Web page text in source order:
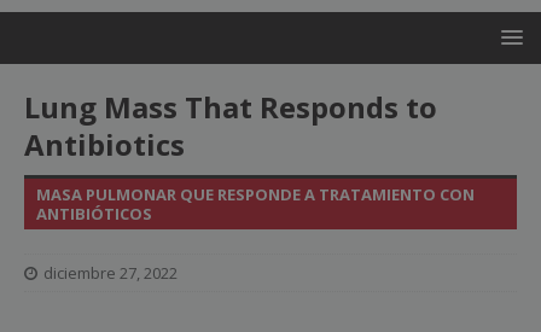
Lung Mass That Responds to
Antibiotics
MASA PULMONAR QUE RESPONDE A TRATAMIENTO CON
ANTIBIÓTICOS
diciembre 27, 2022